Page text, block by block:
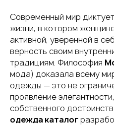
Современный мир
жизни, в котором
активной, уверенной в
верность своим
традициям. Философия
мода) доказала всему
одежды — это не
проявление
собственного
одежда каталог